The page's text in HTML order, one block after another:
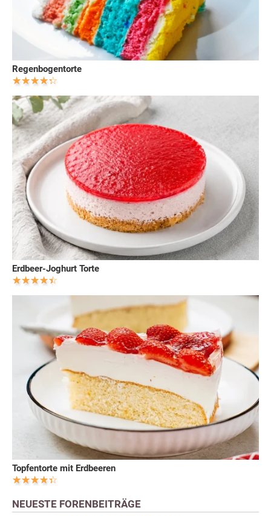
Regenbogentorte
Erdbeer-Joghurt Torte
Topfentorte mit Erdbeeren
NEUESTE FORENBEITRÄGE